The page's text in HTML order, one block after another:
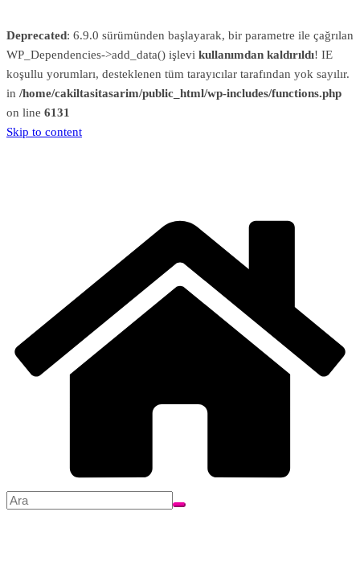
Deprecated: 6.9.0 sürümünden başlayarak, bir parametre ile çağrılan
WP_Dependencies->add_data() işlevi kullanımdan kaldırıldı! IE
koşullu yorumları, desteklenen tüm tarayıcılar tarafından yok sayılır.
in /home/cakiltasitasarim/public_html/wp-includes/functions.php
on line 6131
Skip to content